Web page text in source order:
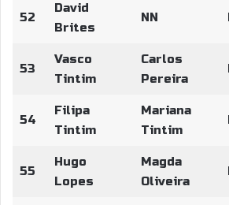
52
David
Brites
NN
53
Vasco
Tintim
Carlos
Pereira
54
Filipa
Tintim
Mariana
Tintim
55
Hugo
Lopes
Magda
Oliveira